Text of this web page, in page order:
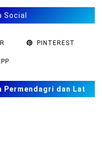
Social
PINTEREST
Permendagri dan Lat